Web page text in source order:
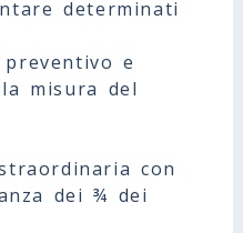
determinati
e
misura del
con
dei ¾ dei